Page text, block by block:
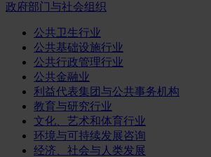
政府部门与社会组织
公共卫生行业
公共基础设施行业
公共行政管理行业
公共金融业
利益代表集团与公共事务机构
教育与研究行业
文化、艺术和体育行业
环境与可持续发展咨询
经济、社会与人类发展